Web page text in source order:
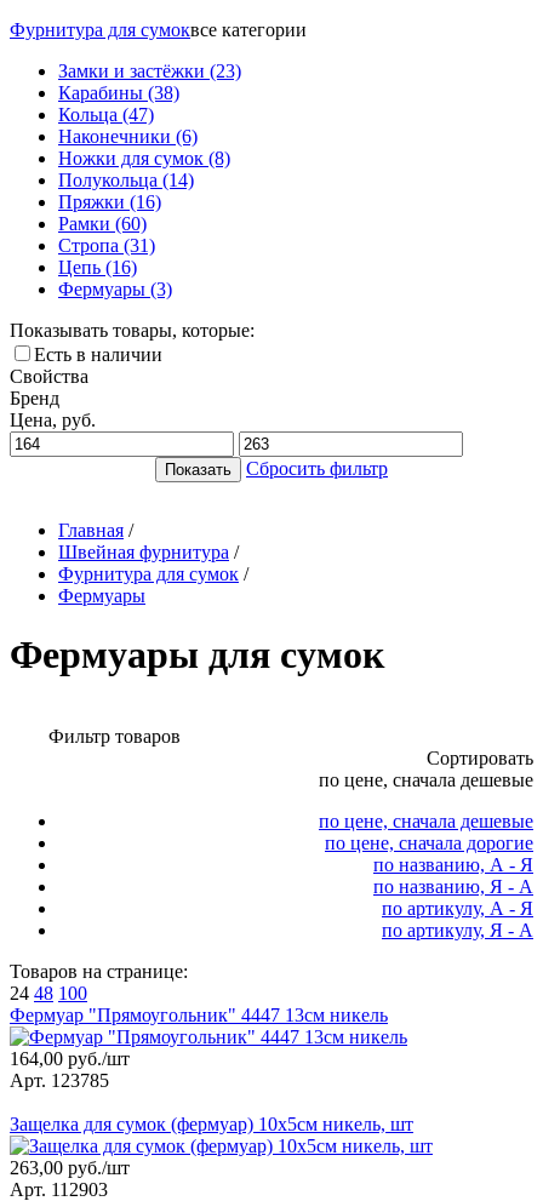
Фурнитура для сумоквсе категории
Замки и застёжки (23)
Карабины (38)
Кольца (47)
Наконечники (6)
Ножки для сумок (8)
Полукольца (14)
Пряжки (16)
Рамки (60)
Стропа (31)
Цепь (16)
Фермуары (3)
Показывать товары, которые:
Есть в наличии
Свойства
Бренд
Цена, руб.
Сбросить фильтр
Главная /
Швейная фурнитура /
Фурнитура для сумок /
Фермуары
Фермуары для сумок
Фильтр товаров
Сортировать
по цене, сначала дешевые
по цене, сначала дешевые
по цене, сначала дорогие
по названию, А - Я
по названию, Я - А
по артикулу, А - Я
по артикулу, Я - А
Товаров на странице:
24 48 100
Фермуар "Прямоугольник" 4447 13см никель
164,00 руб./шт
Арт. 123785
Защелка для сумок (фермуар) 10х5см никель, шт
263,00 руб./шт
Арт. 112903